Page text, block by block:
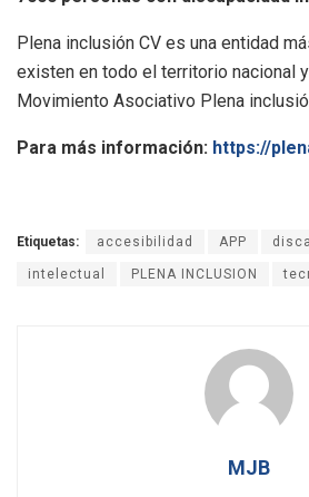
Plena inclusión CV es una entidad
existen en todo el territorio nacional
Movimiento Asociativo Plena
Para más información: https://
Etiquetas: accesibilidad APP
intelectual PLENA INCLUSION
MJB